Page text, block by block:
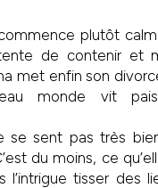
plutôt
de contenir et
met enfin son
monde vit
se sent pas très
du moins, ce
l’intrigue tisser des